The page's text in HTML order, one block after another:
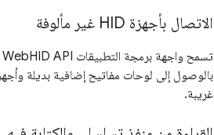
الاتصال بأجهزة HID غير مألوفة
بالوصول إلى لوحات مفاتيح إضافية بديلة
غريبة.